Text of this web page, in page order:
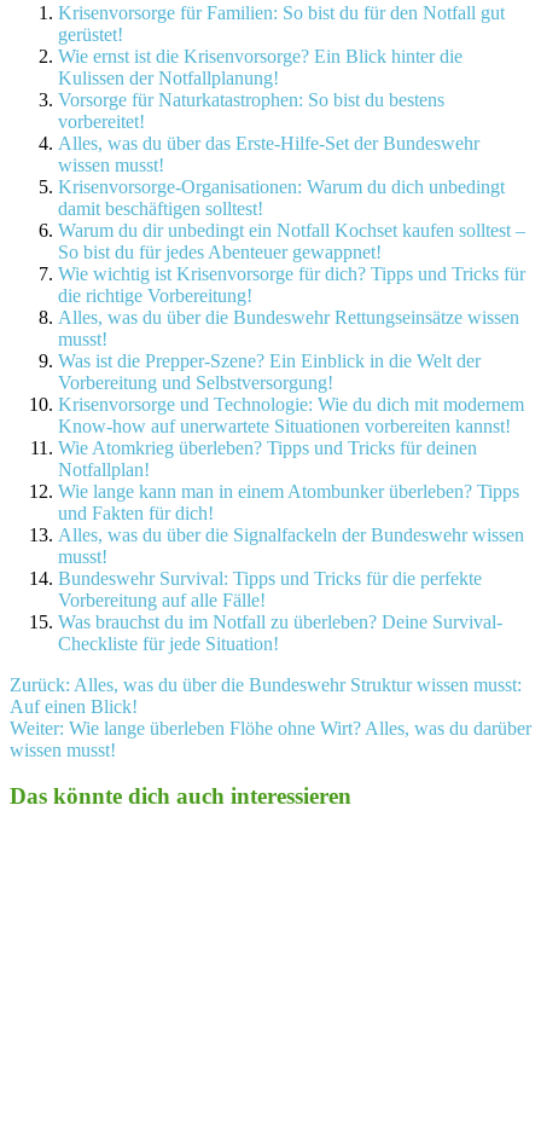
Krisenvorsorge für Familien: So bist du für den Notfall gut
gerüstet!
Wie ernst ist die Krisenvorsorge? Ein Blick hinter die
Kulissen der Notfallplanung!
Vorsorge für Naturkatastrophen: So bist du bestens
vorbereitet!
Alles, was du über das Erste-Hilfe-Set der Bundeswehr
wissen musst!
Krisenvorsorge-Organisationen: Warum du dich unbedingt
damit beschäftigen solltest!
Warum du dir unbedingt ein Notfall Kochset kaufen solltest –
So bist du für jedes Abenteuer gewappnet!
Wie wichtig ist Krisenvorsorge für dich? Tipps und Tricks für
die richtige Vorbereitung!
Alles, was du über die Bundeswehr Rettungseinsätze wissen
musst!
Was ist die Prepper-Szene? Ein Einblick in die Welt der
Vorbereitung und Selbstversorgung!
Krisenvorsorge und Technologie: Wie du dich mit modernem
Know-how auf unerwartete Situationen vorbereiten kannst!
Wie Atomkrieg überleben? Tipps und Tricks für deinen
Notfallplan!
Wie lange kann man in einem Atombunker überleben? Tipps
und Fakten für dich!
Alles, was du über die Signalfackeln der Bundeswehr wissen
musst!
Bundeswehr Survival: Tipps und Tricks für die perfekte
Vorbereitung auf alle Fälle!
Was brauchst du im Notfall zu überleben? Deine Survival-
Checkliste für jede Situation!
Beitragsnavigation
Zurück: Alles, was du über die Bundeswehr Struktur wissen musst:
Auf einen Blick!
Weiter: Wie lange überleben Flöhe ohne Wirt? Alles, was du darüber
wissen musst!
Das könnte dich auch interessieren